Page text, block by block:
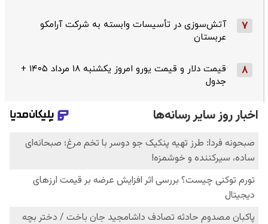
7
آتش‌سوزی در تأسیسات وابسته به شرکت آرامکو
عربستان
8
قیمت دلار و قیمت یورو امروز یکشنبه ۱۸ مرداد ۱۴۰۵ +
جدول